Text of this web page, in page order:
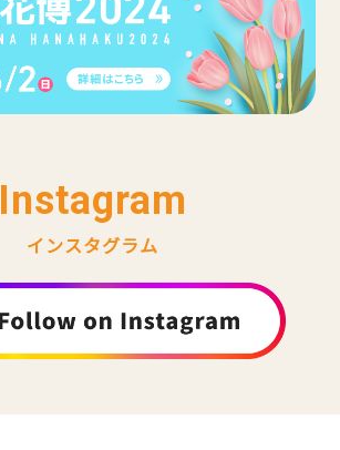
Instagram
インスタグラム